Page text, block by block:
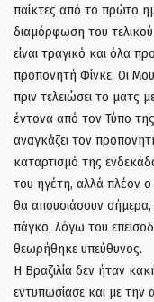
παίκτες από το πρώτο
διαμόρφωση του
είναι τραγικό και όλα
προπονητή Φίνκε. Οι
πριν τελειώσει το ματς
έντονα από τον Τύπο
αναγκάζει τον
καταρτισμό της
του ηγέτη, αλλά πλέον ο
θα απουσιάσουν σήμερα,
πάγκο, λόγω του
θεωρήθηκε υπεύθυνος.
Η Βραζιλία δεν ήταν
εντυπωσίασε και με